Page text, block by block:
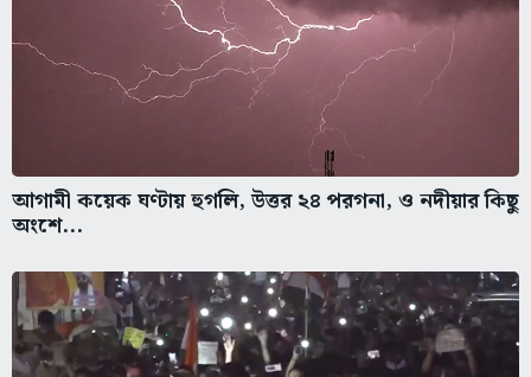
আগামী কয়েক ঘণ্টায় হুগলি, উত্তর ২৪ পরগনা, ও নদীয়ার কিছু
অংশে...